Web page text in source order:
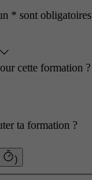
* sont obligatoires
cette formation ?
ta formation ?
)